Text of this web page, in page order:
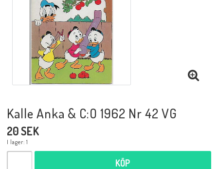
Musik
Mynt och Sedlar
Samlartillbehör
Kalle Anka & C:O 1962 Nr 42 VG
20 SEK
I lager: 1
KÖP